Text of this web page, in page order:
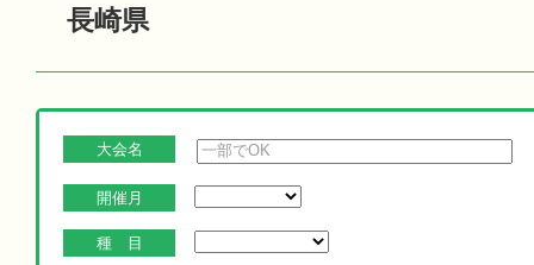
長崎県
大会名
開催月
種 目